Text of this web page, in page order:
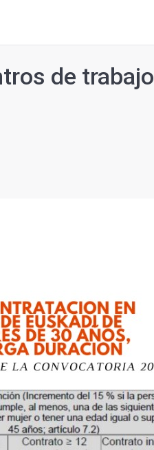
de trabajo